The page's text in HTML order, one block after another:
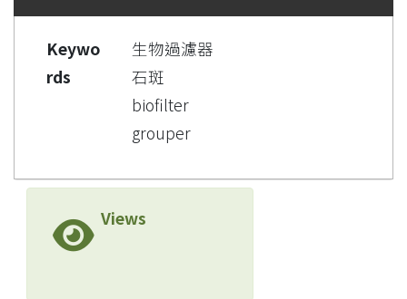
Keywo
rds
生物過濾器
石斑
biofilter
grouper
Views